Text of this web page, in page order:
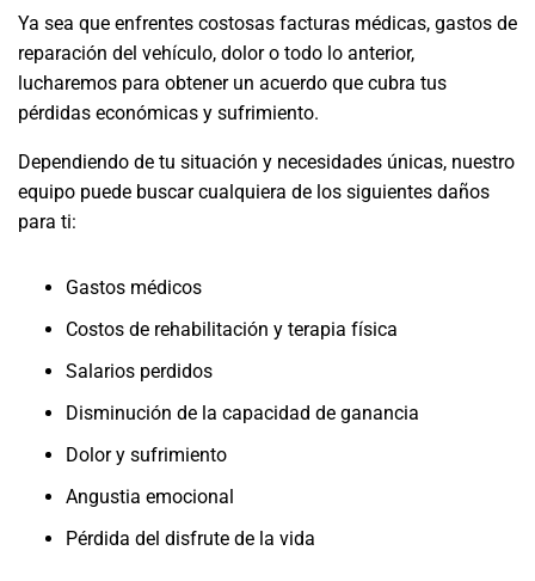
Ya sea que enfrentes costosas facturas médicas, gastos de
reparación del vehículo, dolor o todo lo anterior,
lucharemos para obtener un acuerdo que cubra tus
pérdidas económicas y sufrimiento.
Dependiendo de tu situación y necesidades únicas, nuestro
equipo puede buscar cualquiera de los siguientes daños
para ti:
Gastos médicos
Costos de rehabilitación y terapia física
Salarios perdidos
Disminución de la capacidad de ganancia
Dolor y sufrimiento
Angustia emocional
Pérdida del disfrute de la vida